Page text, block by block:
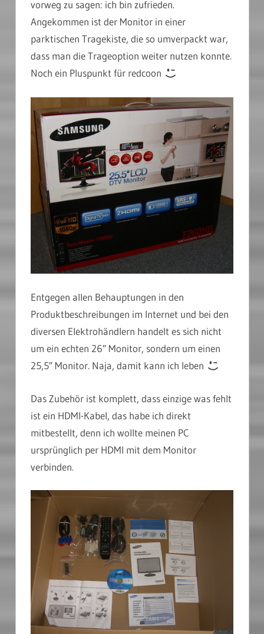
vorweg zu sagen: ich bin zufrieden.
Angekommen ist der Monitor in einer
parktischen Tragekiste, die so umverpackt war,
dass man die Trageoption weiter nutzen konnte.
Noch ein Pluspunkt für redcoon
Entgegen allen Behauptungen in den
Produktbeschreibungen im Internet und bei den
diversen Elektrohändlern handelt es sich nicht
um ein echten 26″ Monitor, sondern um einen
25,5″ Monitor. Naja, damit kann ich leben
Das Zubehör ist komplett, dass einzige was fehlt
ist ein HDMI-Kabel, das habe ich direkt
mitbestellt, denn ich wollte meinen PC
ursprünglich per HDMI mit dem Monitor
verbinden.